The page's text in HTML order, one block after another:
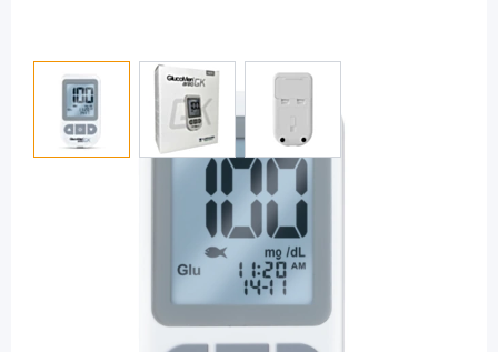
View larger imageView larger imageView larger image
GlucoMen areo GK mg/dl - Messgerät
Blutzucker und Ketone / 1 Set
PZN: 18352366 / Diashop.de Kat.-Nr. 115272
sofort verfügbar